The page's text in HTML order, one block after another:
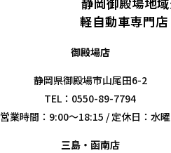
軽自動車専門店
御殿場店
静岡県御殿場市山尾田6-2
TEL：0550-89-7794
営業時間：9:00～18:15 / 定休日：水
三島・函南店